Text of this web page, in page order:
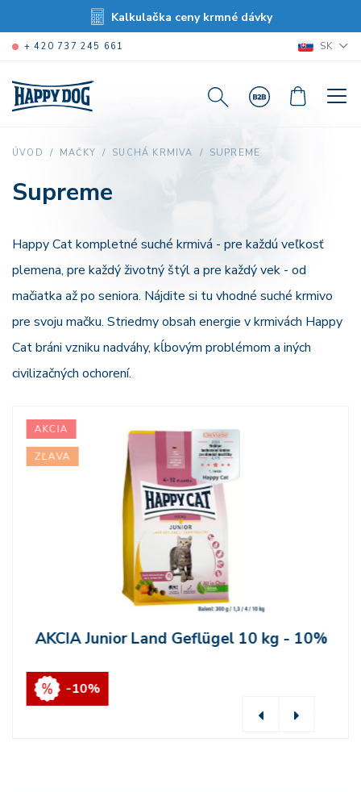
Kalkulačka ceny krmné dávky
+ 420 737 245 661 SK
ÚVOD MAČKY SUCHÁ KRMIVA SUPREME
Supreme
Happy Cat kompletné suché krmivá - pre každú veľkosť
plemena, pre každý životný štýl a pre každý vek - od
mačiatka až po seniora. Nájdite si tu vhodné suché krmivo
pre svoju mačku. Striedmy obsah energie v krmivách Happy
Cat bráni vzniku nadváhy, kĺbovým problémom a iných
civilizačných ochorení.
AKCIA
ZĽAVA
AKCIA Junior Land Geflügel 10 kg - 10%
-10%